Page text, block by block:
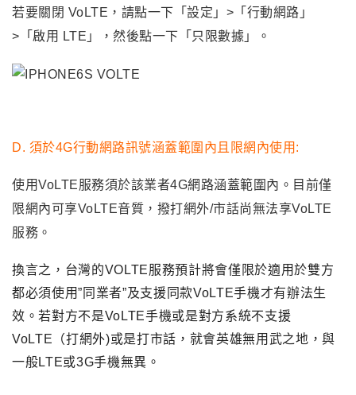
若要關閉 VoLTE，請點一下「設定」>「行動網路」
>「啟用 LTE」，然後點一下「只限數據」。
D. 須於4G行動網路訊號涵蓋範圍內且限網內使用:
使用VoLTE服務須於該業者4G網路涵蓋範圍內。目前僅
限網內可享VoLTE音質，撥打網外/市話尚無法享VoLTE
服務。
換言之 ， 台灣的VOLTE服務預計將會僅限於適用於雙方
都必須使用”同業者”及支援同款VoLTE手機才有辦法生
效。若對方不是VoLTE手機或是對方系統不支援
VoLTE（打網外)或是打市話 ， 就會英雄無用武之地 ，與
一般LTE或3G手機無異 。